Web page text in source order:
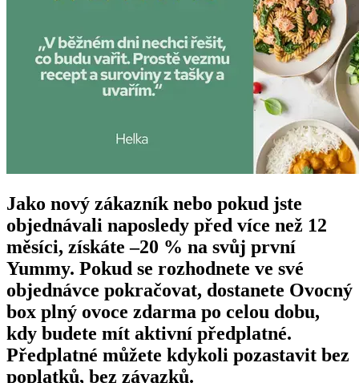
Jako nový zákazník nebo pokud jste
objednávali naposledy před více než 12
měsíci, získáte –20 % na svůj první
Yummy. Pokud se rozhodnete ve své
objednávce pokračovat, dostanete Ovocný
box plný ovoce zdarma po celou dobu,
kdy budete mít aktivní předplatné.
Předplatné můžete kdykoli pozastavit bez
poplatků, bez závazků.